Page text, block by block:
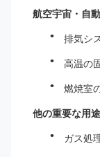
航空宇宙・自
排気シ
高温の
燃焼室
他の重要な用途
ガス処